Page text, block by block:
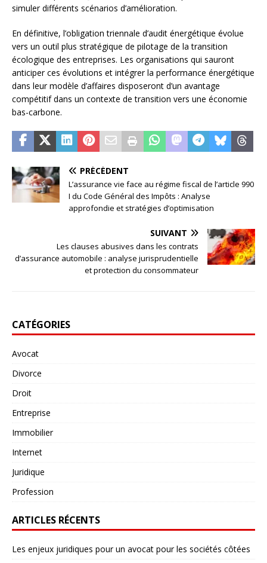
simuler différents scénarios d’amélioration.
En définitive, l’obligation triennale d’audit énergétique évolue
vers un outil plus stratégique de pilotage de la transition
écologique des entreprises. Les organisations qui sauront
anticiper ces évolutions et intégrer la performance énergétique
dans leur modèle d’affaires disposeront d’un avantage
compétitif dans un contexte de transition vers une économie
bas-carbone.
PRÉCÉDENT
L’assurance vie face au régime fiscal de l’article 990
I du Code Général des Impôts : Analyse
approfondie et stratégies d’optimisation
SUIVANT
Les clauses abusives dans les contrats
d’assurance automobile : analyse jurisprudentielle
et protection du consommateur
CATÉGORIES
Avocat
Divorce
Droit
Entreprise
Immobilier
Internet
Juridique
Profession
ARTICLES RÉCENTS
Les enjeux juridiques pour un avocat pour les sociétés côtées